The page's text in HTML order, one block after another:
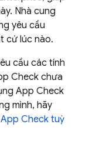
Nhà cung
yêu cầu
cứ lúc nào.
cầu các tính
Check chưa
App Check
mình, hãy
App Check tuỳ